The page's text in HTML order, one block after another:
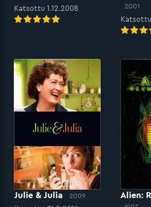
Katsottu 1.12.2008 2001
Julie & Julia 2009 Alien: